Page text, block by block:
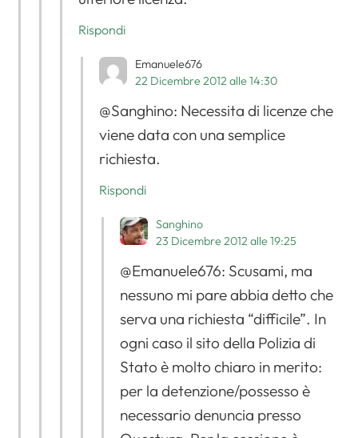
Rispondi
Emanuele676
22 Dicembre 2012 alle 14:30
@Sanghino: Necessita di licenze che
viene data con una semplice
richiesta.
Rispondi
Sanghino
23 Dicembre 2012 alle 19:25
@Emanuele676: Scusami, ma
nessuno mi pare abbia detto che
serva una richiesta “difficile”. In
ogni caso il sito della Polizia di
Stato è molto chiaro in merito:
per la detenzione/possesso è
necessario denuncia presso